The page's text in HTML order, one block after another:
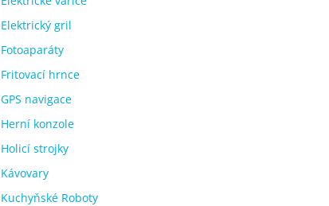
Elektrický gril
Fotoaparáty
Fritovací hrnce
GPS navigace
Herní konzole
Holicí strojky
Kávovary
Kuchyňské Roboty